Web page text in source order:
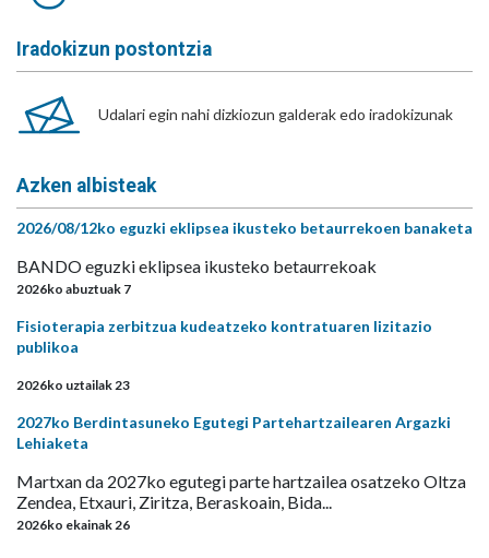
Iradokizun postontzia
Udalari egin nahi dizkiozun galderak edo iradokizunak
Azken albisteak
2026/08/12ko eguzki eklipsea ikusteko betaurrekoen banaketa
BANDO eguzki eklipsea ikusteko betaurrekoak
2026ko abuztuak 7
Fisioterapia zerbitzua kudeatzeko kontratuaren lizitazio
publikoa
2026ko uztailak 23
2027ko Berdintasuneko Egutegi Partehartzailearen Argazki
Lehiaketa
Martxan da 2027ko egutegi parte hartzailea osatzeko Oltza
Zendea, Etxauri, Ziritza, Beraskoain, Bida...
2026ko ekainak 26